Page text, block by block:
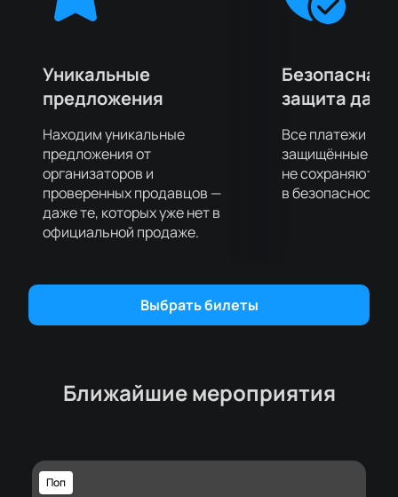
Не упустите возможность стать частью этого
сегодня. Забронируйте лучшие места и
насладитесь шоу, которое обещает стать одним из
самых ярких событий года. Купить билеты на нашем
сайте — это просто и удобно.
Уникальные
предложения
Находим уникальные
предложения от
организаторов и
проверенных продавцов —
даже те, которых уже нет в
официальной продаже.
Безопасная
защита
Все платежи
защищённые
не сохраняются
в безопасности.
Выбрать билеты
Ближайшие мероприятия
Поп